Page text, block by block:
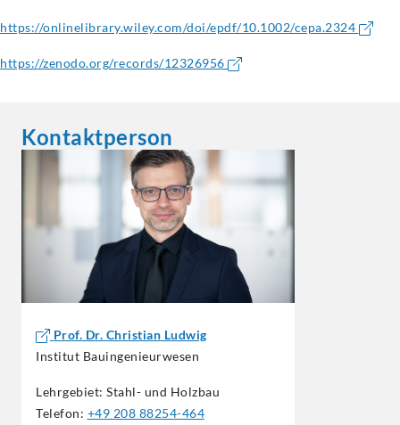
https://onlinelibrary.wiley.com/doi/epdf/10.1002/cepa.2324
https://zenodo.org/records/12326956
Kontaktperson
Prof. Dr. Christian Ludwig
Institut Bauingenieurwesen
Lehrgebiet: Stahl- und Holzbau
Telefon: +49 208 88254-464